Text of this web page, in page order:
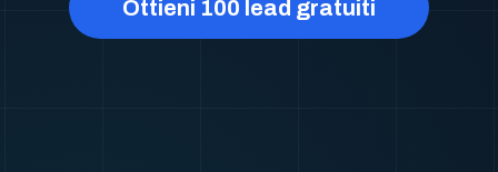
Ottieni 100 lead gratuiti